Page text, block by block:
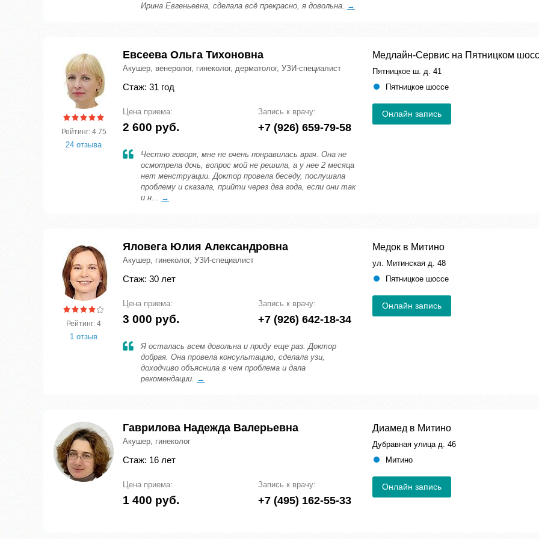
Ирина Евгеньевна, сделала всё прекрасно, я довольна. →
Рейтинг: 4.75
24 отзыва
Евсеева Ольга Тихоновна
Акушер, венеролог, гинеколог, дерматолог, УЗИ-специалист
Стаж: 31 год
Цена приема:
2 600 руб.
Запись к врачу:
+7 (926) 659-79-58
Честно говоря, мне не очень понравилась врач. Она не
осмотрела дочь, вопрос мой не решила, а у нее 2 месяца
нет менструации. Доктор провела беседу, послушала
проблему и сказала, прийти через два года, если они так
и н... →
Медлайн-Сервис на Пятницком
Пятницкое ш. д. 41
Пятницкое шоссе
Онлайн запись
Рейтинг: 4
1 отзыв
Яловега Юлия Александровна
Акушер, гинеколог, УЗИ-специалист
Стаж: 30 лет
Цена приема:
3 000 руб.
Запись к врачу:
+7 (926) 642-18-34
Я осталась всем довольна и приду еще раз. Доктор
добрая. Она провела консультацию, сделала узи,
доходчиво объяснила в чем проблема и дала
рекомендации. →
Медок в Митино
ул. Митинская д. 48
Пятницкое шоссе
Онлайн запись
Гаврилова Надежда Валерьевна
Акушер, гинеколог
Стаж: 16 лет
Цена приема:
1 400 руб.
Запись к врачу:
+7 (495) 162-55-33
Диамед в Митино
Дубравная улица д. 46
Митино
Онлайн запись